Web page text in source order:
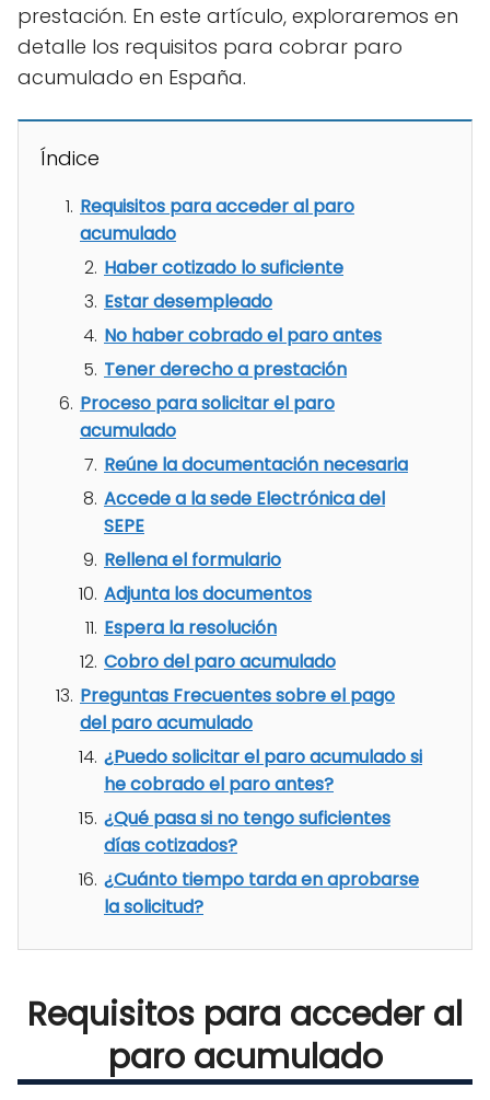
prestación. En este artículo, exploraremos en
detalle los requisitos para cobrar paro
acumulado en España.
Índice
Requisitos para acceder al paro
acumulado
Haber cotizado lo suficiente
Estar desempleado
No haber cobrado el paro antes
Tener derecho a prestación
Proceso para solicitar el paro
acumulado
Reúne la documentación necesaria
Accede a la sede Electrónica del
SEPE
Rellena el formulario
Adjunta los documentos
Espera la resolución
Cobro del paro acumulado
Preguntas Frecuentes sobre el pago
del paro acumulado
¿Puedo solicitar el paro acumulado si
he cobrado el paro antes?
¿Qué pasa si no tengo suficientes
días cotizados?
¿Cuánto tiempo tarda en aprobarse
la solicitud?
Requisitos para acceder al
paro acumulado